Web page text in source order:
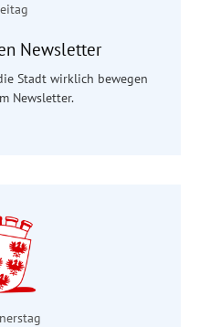
Newsletter
Stadt wirklich bewegen
Newsletter.